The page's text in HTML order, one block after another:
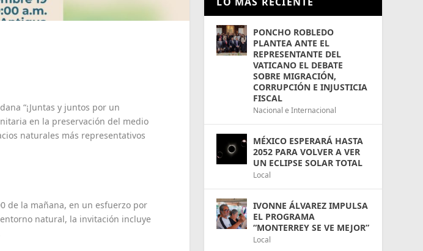
“¡Juntas y juntos por un
en la preservación del medio
naturales más representativos
de la mañana, en un esfuerzo por
natural, la invitación incluye
PONCHO ROBLEDO
PLANTEA ANTE EL
REPRESENTANTE DEL
VATICANO EL DEBATE
SOBRE MIGRACIÓN,
CORRUPCIÓN E INJUSTICIA
FISCAL
Nacional e Internacional
MÉXICO ESPERARÁ HASTA
2052 PARA VOLVER A VER
UN ECLIPSE SOLAR TOTAL
Local
IVONNE ÁLVAREZ IMPULSA
EL PROGRAMA
“MONTERREY SE VE MEJOR”
Local